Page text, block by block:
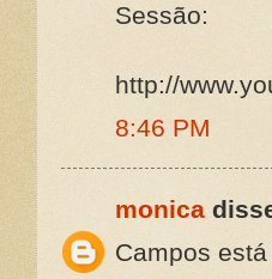
Sessão:
http://
8:46 PM
monica
Campos